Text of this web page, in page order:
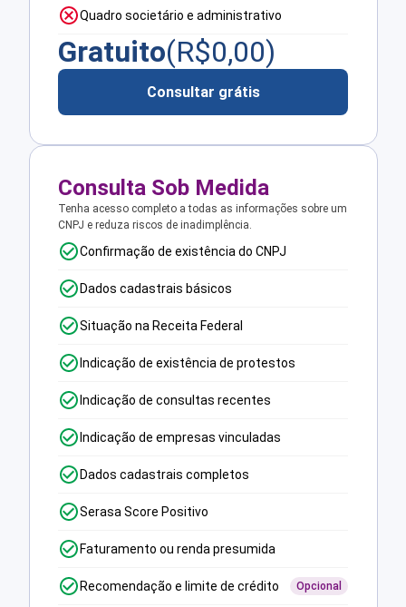
Quadro societário e administrativo
Gratuito(R$0,00)
Consultar grátis
Consulta Sob Medida
Tenha acesso completo a todas as informações sobre um
CNPJ e reduza riscos de inadimplência.
Confirmação de existência do CNPJ
Dados cadastrais básicos
Situação na Receita Federal
Indicação de existência de protestos
Indicação de consultas recentes
Indicação de empresas vinculadas
Dados cadastrais completos
Serasa Score Positivo
Faturamento ou renda presumida
Recomendação e limite de crédito Opcional